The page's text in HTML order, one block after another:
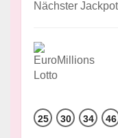
Nächster
25 30 34 46